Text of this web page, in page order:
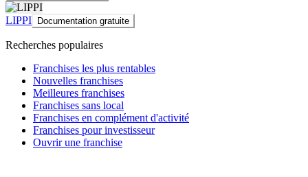
LIPPI Documentation gratuite
Recherches populaires
Franchises les plus rentables
Nouvelles franchises
Meilleures franchises
Franchises sans local
Franchises en complément d'activité
Franchises pour investisseur
Ouvrir une franchise